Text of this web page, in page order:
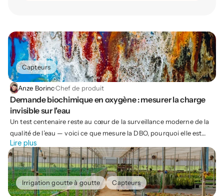
Capteurs
Anze Borinc·Chef de produit
Demande biochimique en oxygène : mesurer la charge
invisible sur l'eau
Un test centenaire reste au cœur de la surveillance moderne de la
qualité de l’eau — voici ce que mesure la DBO, pourquoi elle est
importante et comment elle est réalisée.
Lire plus
Irrigation goutte à goutte Capteurs